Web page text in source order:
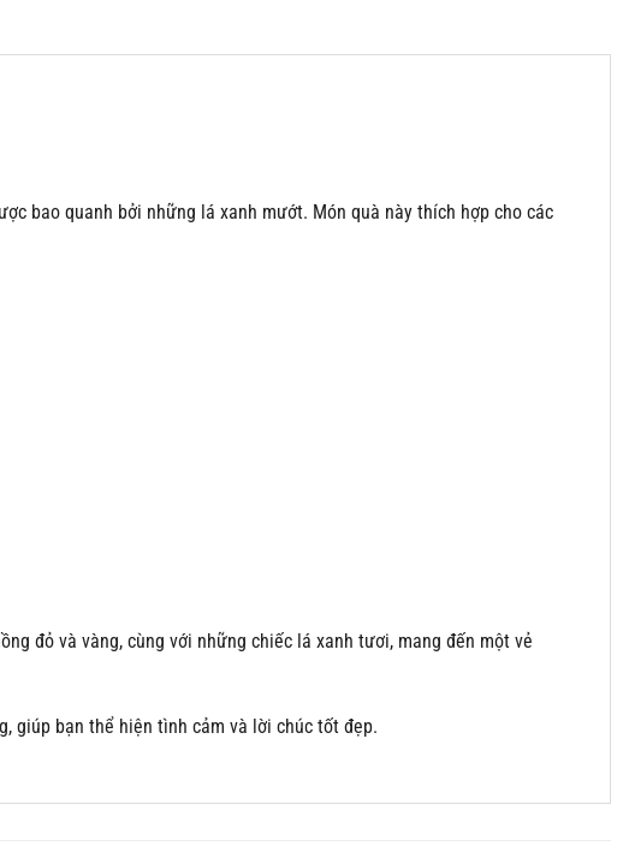
bao quanh bởi những lá xanh mướt. Món quà này thích hợp cho các
đỏ và vàng, cùng với những chiếc lá xanh tươi, mang đến một vẻ
giúp bạn thể hiện tình cảm và lời chúc tốt đẹp.